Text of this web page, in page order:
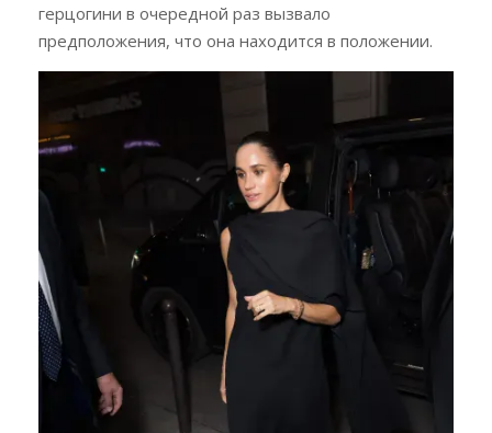
герцогини в очередной раз вызвало
предположения, что она находится в положении.